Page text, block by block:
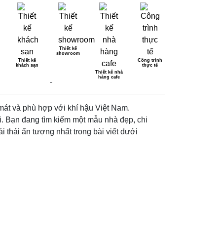
Thiết kế
khách sạn
Thiết kế
showroom
Thiết kế nhà
hàng cafe
Công trình
thực tế
KẾ ĐẸP 2026
và phù hợp với khí hậu Việt Nam.
đang tìm kiếm một mẫu nhà đẹp, chi
thái ấn tượng nhất trong bài viết dưới